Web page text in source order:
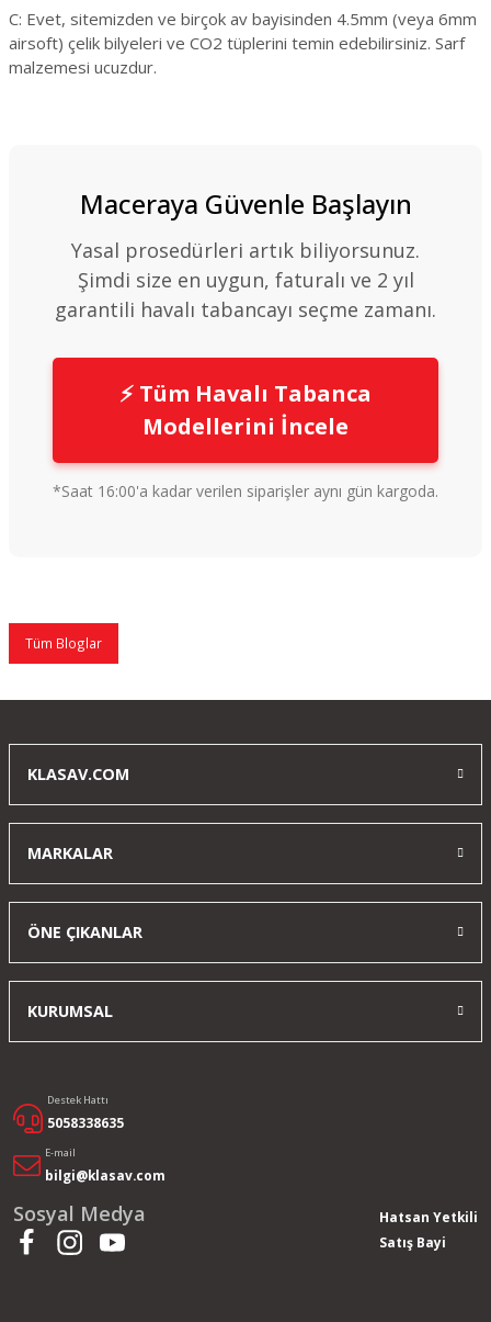
C: Evet, sitemizden ve birçok av bayisinden 4.5mm (veya 6mm
airsoft) çelik bilyeleri ve CO2 tüplerini temin edebilirsiniz. Sarf
malzemesi ucuzdur.
Maceraya Güvenle Başlayın
Yasal prosedürleri artık biliyorsunuz.
Şimdi size en uygun, faturalı ve 2 yıl
garantili havalı tabancayı seçme zamanı.
⚡️ Tüm Havalı Tabanca
Modellerini İncele
*Saat 16:00'a kadar verilen siparişler aynı gün kargoda.
Tüm Bloglar
KLASAV.COM
MARKALAR
ÖNE ÇIKANLAR
KURUMSAL
Destek Hattı
5058338635
E-mail
bilgi@klasav.com
Sosyal Medya
Hatsan Yetkili
Satış Bayi